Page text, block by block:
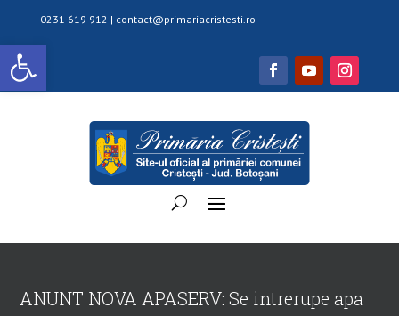
Deschide bara de unelte
0231 619 912 | contact@primariacristesti.ro
ANUNT NOVA APASERV: Se intrerupe apa